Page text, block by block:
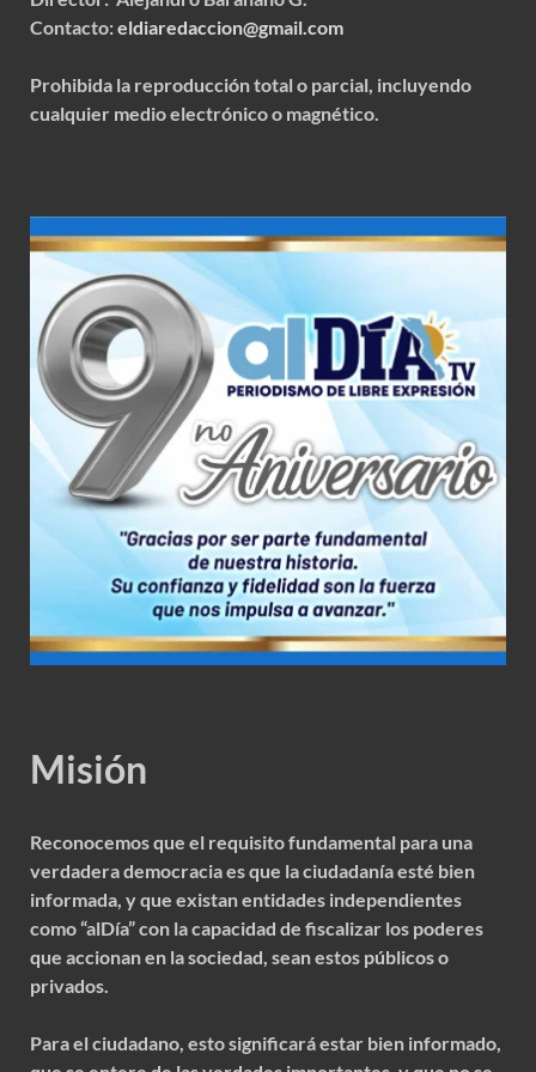
Contacto:eldiaredaccion@gmail.com
Prohibida la reproducción total o parcial, incluyendo
cualquier medio electrónico o magnético.
Misión
Reconocemos que el requisito fundamental para una
verdadera democracia es que la ciudadanía esté bien
informada, y que existan entidades independientes
como “alDía” con la capacidad de fiscalizar los poderes
que accionan en la sociedad, sean estos públicos o
privados.
Para el ciudadano, esto significará estar bien informado,